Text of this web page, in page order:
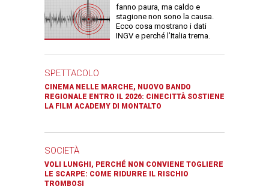
fanno paura, ma caldo e
stagione non sono la causa.
Ecco cosa mostrano i dati
INGV e perché l’Italia trema.
SPETTACOLO
CINEMA NELLE MARCHE, NUOVO BANDO
REGIONALE ENTRO IL 2026: CINECITTÀ SOSTIENE
LA FILM ACADEMY DI MONTALTO
SOCIETÀ
VOLI LUNGHI, PERCHÉ NON CONVIENE TOGLIERE
LE SCARPE: COME RIDURRE IL RISCHIO
TROMBOSI